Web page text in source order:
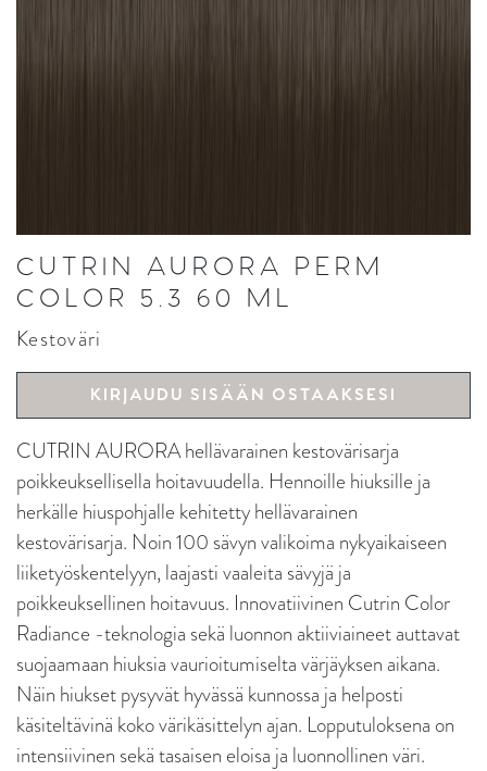
CUTRIN AURORA PERM
COLOR 5.3 60 ML
Kestoväri
KIRJAUDU SISÄÄN OSTAAKSESI
CUTRIN AURORA hellävarainen kestovärisarja
poikkeuksellisella hoitavuudella. Hennoille hiuksille ja
herkälle hiuspohjalle kehitetty hellävarainen
kestovärisarja. Noin 100 sävyn valikoima nykyaikaiseen
liiketyöskentelyyn, laajasti vaaleita sävyjä ja
poikkeuksellinen hoitavuus. Innovatiivinen Cutrin Color
Radiance -teknologia sekä luonnon aktiiviaineet auttavat
suojaamaan hiuksia vaurioitumiselta värjäyksen aikana.
Näin hiukset pysyvät hyvässä kunnossa ja helposti
käsiteltävinä koko värikäsittelyn ajan. Lopputuloksena on
intensiivinen sekä tasaisen eloisa ja luonnollinen väri.